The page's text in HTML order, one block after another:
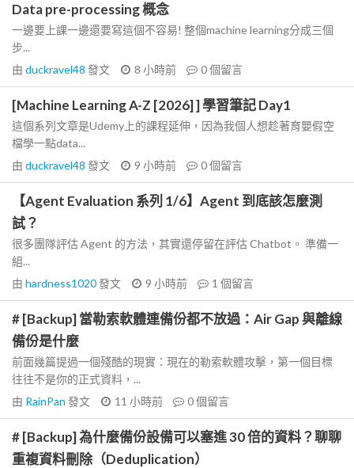
Data pre-processing 概念
一邊要上課一邊還要寫這個不容易! 整個machine learning分成三個
步...
由 duckravel48 發文 8 小時前 0個留言
[Machine Learning A-Z [2026] ] 學習筆記 Day1
這個系列文章是Udemy上的課程延伸，因為我個人想趁著育嬰假空
檔學一點data...
由 duckravel48 發文 9 小時前 0個留言
【Agent Evaluation 系列 1/6】Agent 到底該怎麼測
試？
很多團隊評估 Agent 的方法，其實還停留在評估 Chatbot。 準備一
組...
由 hardness1020發文 9 小時前 1 個留言
# [Backup] 當勒索軟體連備份都不放過：Air Gap 與離線
備份是什麼
前面幾篇提過一個殘酷的現實：現在的勒索軟體攻擊，第一個目標
往往不是你的正式資料，...
由 RainPan 發文 11 小時前 0個留言
# [Backup] 為什麼備份設備可以塞進 30 倍的資料？聊聊
重複資料刪除（Deduplication）